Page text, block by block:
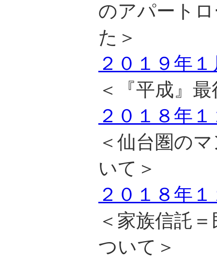
のアパート
た＞
２０１９年
＜『平成』
２０１８年
＜仙台圏の
いて＞
２０１８年
＜家族信託
ついて＞